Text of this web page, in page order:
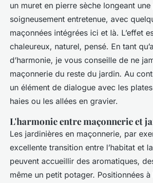
un muret en pierre sèche longeant
soigneusement entretenue, avec
maçonnées intégrées ici et là. L’effet
chaleureux, naturel, pensé. En tant
d’harmonie, je vous conseille de ne
maçonnerie du reste du jardin. Au
un élément de dialogue avec les
haies ou les allées en gravier.
L'harmonie entre maçonnerie et
Les jardinières en maçonnerie, par
excellente transition entre l’habitat et
peuvent accueillir des aromatiques,
même un petit potager. Positionnées à